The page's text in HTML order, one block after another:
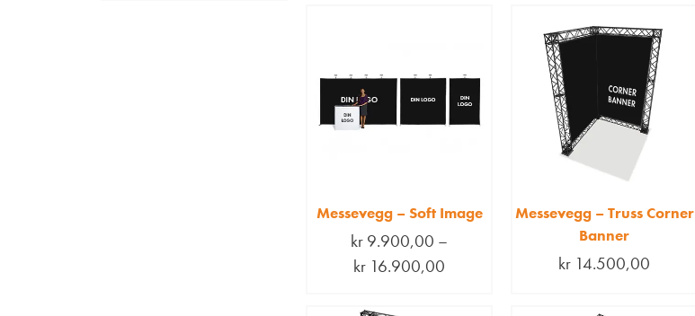
Messevegg – Soft Image
kr 9.900,00 –
kr 16.900,00
Messevegg – Truss Corner
Banner
kr 14.500,00